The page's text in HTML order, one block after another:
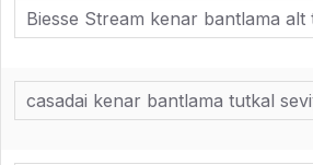
Biesse Stream kenar bantlama alt
casadai kenar bantlama tutkal